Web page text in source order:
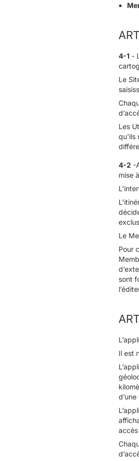
4-1 -
Le
Les
qu'ils
4-2 -
mise
Le
Pour
sont
Il est